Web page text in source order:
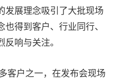
发展理念吸引了大批现场
得到客户、行业同行、
响与关注。
客户之一，在发布会现场